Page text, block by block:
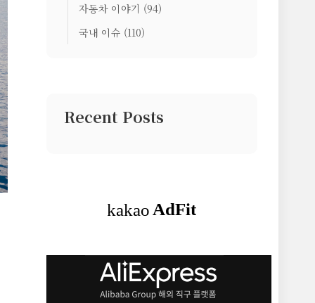
자동차 이야기 (94)
국내 이슈 (110)
Recent Posts